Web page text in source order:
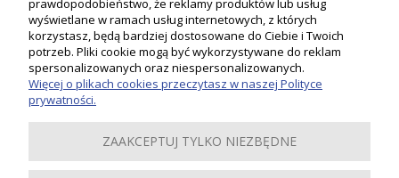
Moje konto
Informacje
prawdopodobieństwo, że reklamy produktów lub usług
wyświetlane w ramach usług internetowych, z których
korzystasz, będą bardziej dostosowane do Ciebie i Twoich
potrzeb. Pliki cookie mogą być wykorzystywane do reklam
spersonalizowanych oraz niespersonalizowanych.
Więcej o plikach cookies przeczytasz w naszej Polityce
prywatności.
ZAAKCEPTUJ TYLKO NIEZBĘDNE